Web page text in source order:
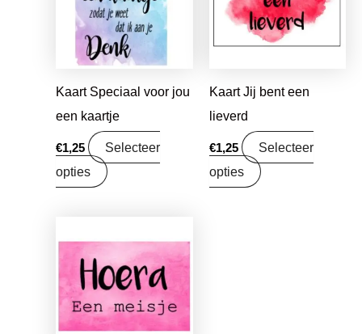
Kaart Speciaal voor jou
een kaartje
€1,25
Selecteer
opties
Kaart Jij bent een
lieverd
€1,25
Selecteer
opties